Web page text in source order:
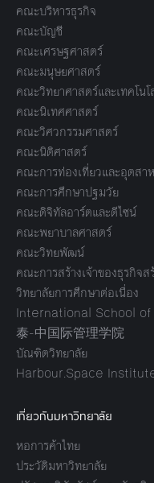
คณะบริหารธุรกิจ
คณะบัญชี
คณะเศรษฐศาสตร์
คณะมนุษยศาสตร์
คณะวิทยาศาสตร์และเทคโนโ
คณะนิเทศศาสตร์
คณะวิศวกรรมศาสตร์
คณะนิติศาสตร์
คณะการท่องเที่ยวและอุตสา
คณะการศึกษาปฐมวัย
คณะดิจิทัลอาร์ตและดีไซน์
คณะพยาบาลศาสตร์
คณะวิทยพัฒน์
คณะการสร้างเจ้าของธุรกิจส
วิทยาลัยการศึกษาต่อเนื่อง
International School
泰-中国际管理学院
บัณฑิตวิทยาลัย
Harbour.Space
เกี่ยวกับมหาวิทยาลัย
หอการค้าไทย
ประวัติมหาวิทยาลัย